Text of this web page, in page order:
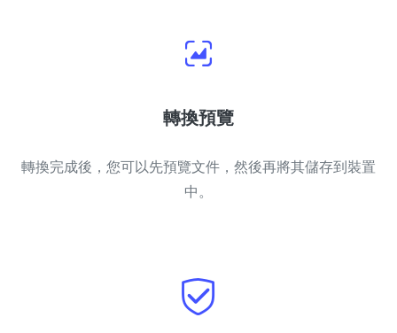
轉換預覽
轉換完成後，您可以先預覽文件，然後再將其儲存到裝置
中。